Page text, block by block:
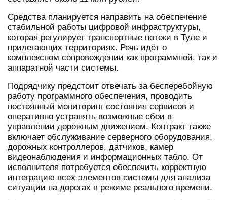
Средства планируется направить на обеспечение
стабильной работы цифровой инфраструктуры,
которая регулирует транспортные потоки в Туле и
прилегающих территориях. Речь идёт о
комплексном сопровождении как программной, так и
аппаратной части системы.
Подрядчику предстоит отвечать за бесперебойную
работу программного обеспечения, проводить
постоянный мониторинг состояния сервисов и
оперативно устранять возможные сбои в
управлении дорожным движением. Контракт также
включает обслуживание серверного оборудования,
дорожных контроллеров, датчиков, камер
видеонаблюдения и информационных табло. От
исполнителя потребуется обеспечить корректную
интеграцию всех элементов системы для анализа
ситуации на дорогах в режиме реального времени.